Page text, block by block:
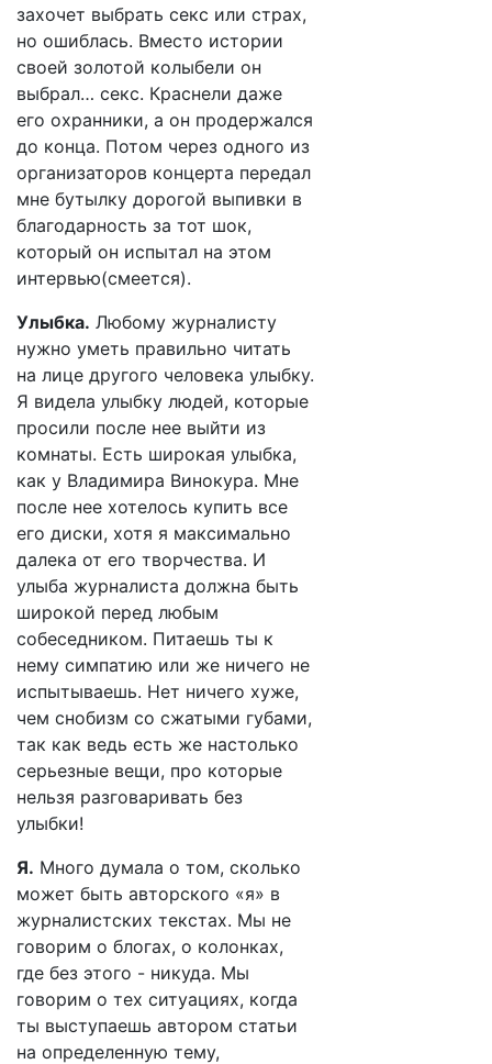
захочет выбрать секс или страх,
но ошиблась. Вместо истории
своей золотой колыбели он
выбрал… секс. Краснели даже
его охранники, а он продержался
до конца. Потом через одного из
организаторов концерта передал
мне бутылку дорогой выпивки в
благодарность за тот шок,
который он испытал на этом
интервью(смеется).
Улыбка. Любому журналисту
нужно уметь правильно читать
на лице другого человека улыбку.
Я видела улыбку людей, которые
просили после нее выйти из
комнаты. Есть широкая улыбка,
как у Владимира Винокура. Мне
после нее хотелось купить все
его диски, хотя я максимально
далека от его творчества. И
улыба журналиста должна быть
широкой перед любым
собеседником. Питаешь ты к
нему симпатию или же ничего не
испытываешь. Нет ничего хуже,
чем снобизм со сжатыми губами,
так как ведь есть же настолько
серьезные вещи, про которые
нельзя разговаривать без
улыбки!
Я. Много думала о том, сколько
может быть авторского «я» в
журналистских текстах. Мы не
говорим о блогах, о колонках,
где без этого - никуда. Мы
говорим о тех ситуациях, когда
ты выступаешь автором статьи
на определенную тему,